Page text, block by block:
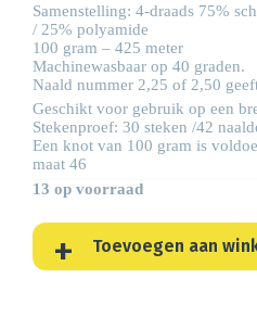
Samenstelling: 4-draads 75%
/ 25% polyamide
100 gram – 425 meter
Machinewasbaar op 40 graden.
Naald nummer 2,25 of 2,50
Geschikt voor gebruik op een
Stekenproef: 30 steken /42
Een knot van 100 gram is
maat 46
13 op voorraad
Toevoegen aan